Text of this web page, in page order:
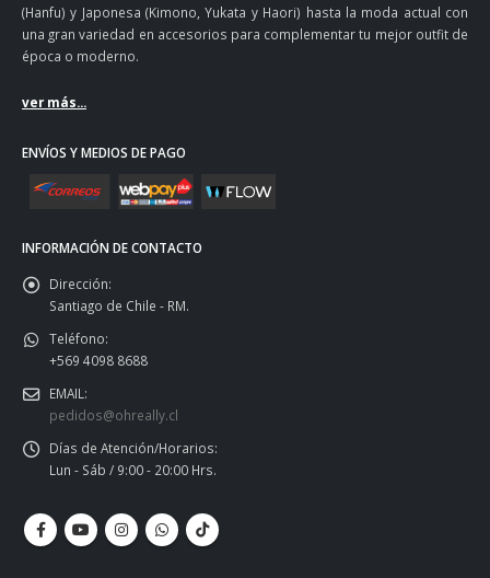
(Hanfu) y Japonesa (Kimono, Yukata y Haori) hasta la moda actual con
una gran variedad en accesorios para complementar tu mejor outfit de
época o moderno.
ver más...
ENVÍOS Y MEDIOS DE PAGO
INFORMACIÓN DE CONTACTO
Dirección:
Santiago de Chile - RM.
Teléfono:
+569 4098 8688
EMAIL:
pedidos@ohreally.cl
Días de Atención/Horarios:
Lun - Sáb / 9:00 - 20:00 Hrs.